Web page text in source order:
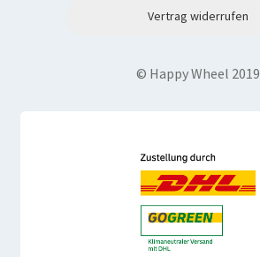
Vertrag widerrufen
© Happy Wheel 2019